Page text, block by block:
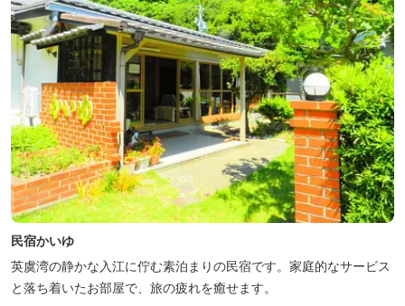
民宿かいゆ
英虞湾の静かな入江に佇む素泊まりの民宿です。家庭的なサービス
と落ち着いたお部屋で、旅の疲れを癒せます。